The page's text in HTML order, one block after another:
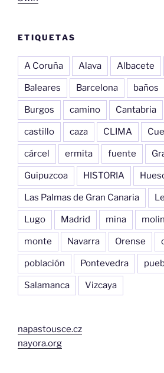
ETIQUETAS
A Coruña Alava Albacete
Baleares Barcelona baños
Burgos camino Cantabria
castillo caza CLIMA
cárcel ermita fuente
Guipuzcoa HISTORIA
Las Palmas de Gran Canaria
Lugo Madrid mina
monte Navarra Orense
población Pontevedra
Salamanca Vizcaya
napastousce.cz
nayora.org